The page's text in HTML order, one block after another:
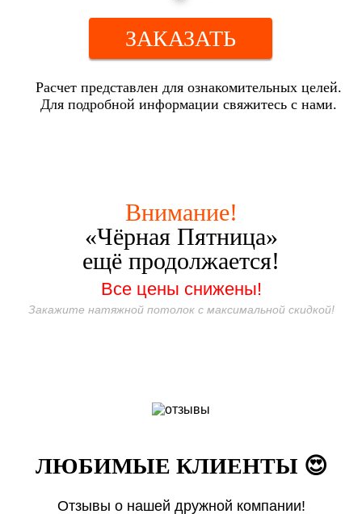
ЗАКАЗАТЬ
Расчет представлен для ознакомительных целей.
Для подробной информации свяжитесь с нами.
Внимание!
«Чёрная Пятница»
ещё продолжается!
Все цены снижены!
Закажите натяжной потолок с максимальной скидкой!
ЛЮБИМЫЕ КЛИЕНТЫ 😍
Отзывы о нашей дружной компании!